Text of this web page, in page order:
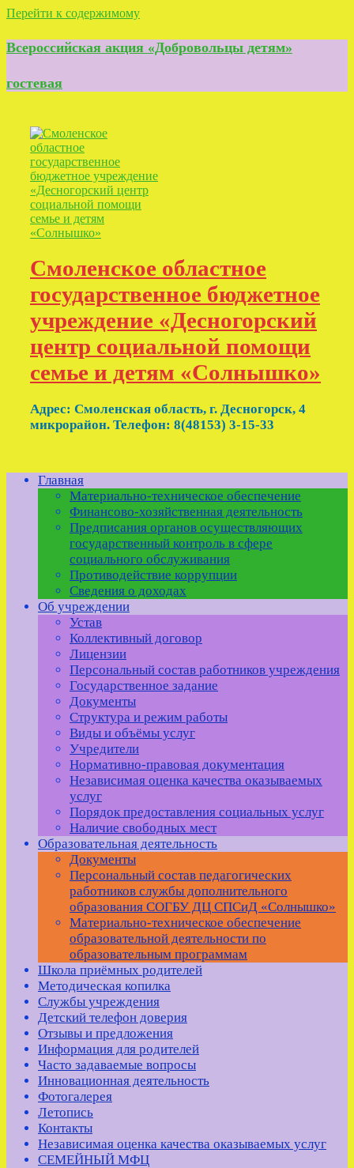
Перейти к содержимому
Всероссийская акция «Добровольцы детям»
гостевая
Смоленское областное
государственное бюджетное
учреждение «Десногорский
центр социальной помощи
семье и детям «Солнышко»
Адрес: Смоленская область, г. Десногорск, 4
микрорайон. Телефон: 8(48153) 3-15-33
Главная
Материально-техническое обеспечение
Финансово-хозяйственная деятельность
Предписания органов осуществляющих
государственный контроль в сфере
социального обслуживания
Противодействие коррупции
Сведения о доходах
Об учреждении
Устав
Коллективный договор
Лицензии
Персональный состав работников учреждения
Государственное задание
Документы
Структура и режим работы
Виды и объёмы услуг
Учредители
Нормативно-правовая документация
Независимая оценка качества оказываемых
услуг
Порядок предоставления социальных услуг
Наличие свободных мест
Образовательная деятельность
Документы
Персональный состав педагогических
работников службы дополнительного
образования СОГБУ ДЦ СПСиД «Солнышко»
Материально-техническое обеспечение
образовательной деятельности по
образовательным программам
Школа приёмных родителей
Методическая копилка
Службы учреждения
Детский телефон доверия
Отзывы и предложения
Информация для родителей
Часто задаваемые вопросы
Инновационная деятельность
Фотогалерея
Летопись
Контакты
Независимая оценка качества оказываемых услуг
СЕМЕЙНЫЙ МФЦ